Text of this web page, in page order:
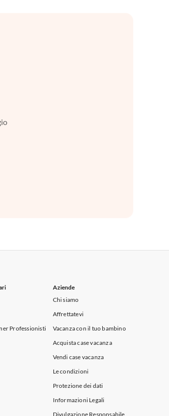
Professionisti
Aziende
Chi siamo
Affrettatevi
Vacanza con il tuo bambino
Acquista case vacanza
Vendi case vacanza
Le condizioni
Protezione dei dati
Informazioni Legali
Divulgazione Responsabile